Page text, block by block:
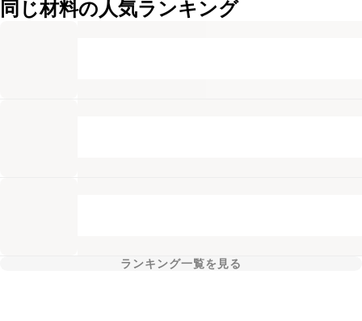
同じ材料の人気ランキング
ランキング一覧を見る